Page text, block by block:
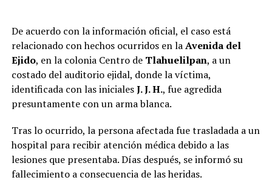
De acuerdo con la información oficial, el caso está
relacionado con hechos ocurridos en laAvenida del
Ejido, en la colonia Centro de Tlahuelilpan, a un
costado del auditorio ejidal, donde la víctima,
identificada con las inicialesJ. J. H., fue agredida
presuntamente con un arma blanca.
Tras lo ocurrido, la persona afectada fue trasladada a un
hospital para recibir atención médica debido a las
lesiones que presentaba. Días después, se informó su
fallecimiento a consecuencia de las heridas.